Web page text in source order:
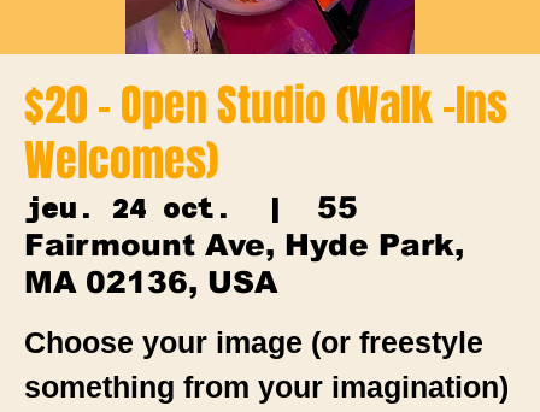
$20 - Open Studio (Walk -Ins
Welcomes)
jeu. 24 oct.
  |
55
Fairmount Ave, Hyde Park,
MA 02136, USA
Choose your image (or freestyle
something from your imagination)